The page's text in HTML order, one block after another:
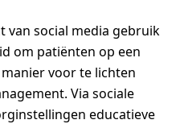
van social media gebruik
om patiënten op een
voor te lichten
Via sociale
educatieve